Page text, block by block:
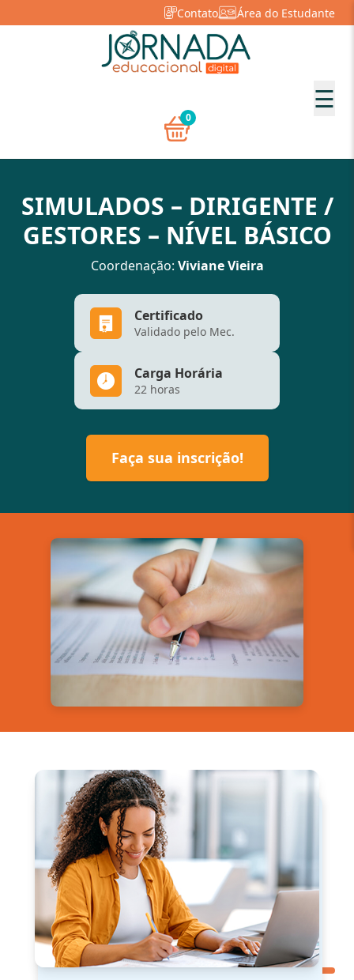
Contato Área do Estudante
☰
0
SIMULADOS – DIRIGENTE /
GESTORES – NÍVEL BÁSICO
Coordenação: Viviane Vieira
Certificado
Validado pelo Mec.
Carga Horária
22 horas
Faça sua inscrição!